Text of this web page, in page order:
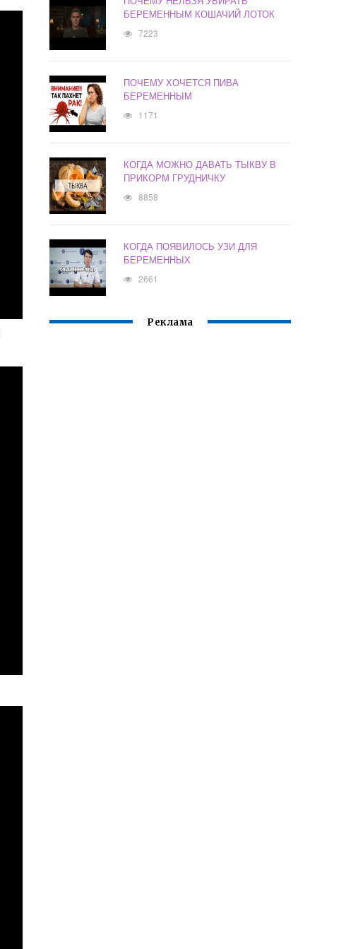
БЕРЕМЕННЫМ КОШАЧИЙ ЛОТОК
7223
ПОЧЕМУ ХОЧЕТСЯ ПИВА
БЕРЕМЕННЫМ
1171
КОГДА МОЖНО ДАВАТЬ ТЫКВУ В
ПРИКОРМ ГРУДНИЧКУ
8858
КОГДА ПОЯВИЛОСЬ УЗИ ДЛЯ
БЕРЕМЕННЫХ
2661
Реклама